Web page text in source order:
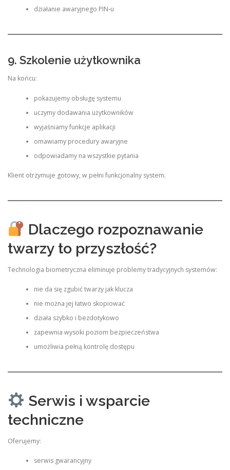
działanie awaryjnego PIN-u
9. Szkolenie użytkownika
Na końcu:
pokazujemy obsługę systemu
uczymy dodawania użytkowników
wyjaśniamy funkcje aplikacji
omawiamy procedury awaryjne
odpowiadamy na wszystkie pytania
Klient otrzymuje gotowy, w pełni funkcjonalny system.
Dlaczego rozpoznawanie
twarzy to przyszłość?
Technologia biometryczna eliminuje problemy tradycyjnych systemów:
nie da się zgubić twarzy jak klucza
nie można jej łatwo skopiować
działa szybko i bezdotykowo
zapewnia wysoki poziom bezpieczeństwa
umożliwia pełną kontrolę dostępu
Serwis i wsparcie
techniczne
Oferujemy:
serwis gwarancyjny